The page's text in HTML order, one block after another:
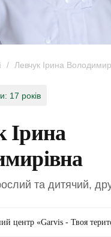
/ Левчук Ірина
17 років
Ірина
та дитячий,
центр «Garvis - Твоя